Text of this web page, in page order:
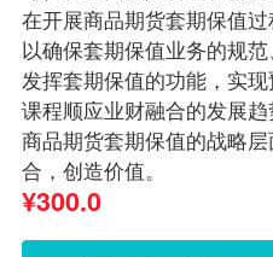
在开展商品期货套期保值
以确保套期保值业务的规
发挥套期保值的功能，实
课程顺应业财融合的发展
商品期货套期保值的战略
合，创造价值。
¥300.0